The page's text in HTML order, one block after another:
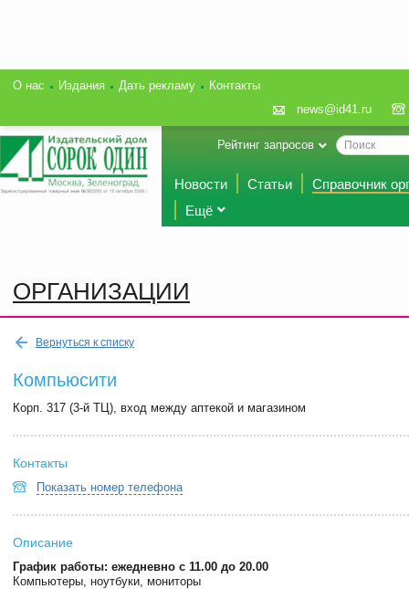
О нас Издания Дать рекламу
Контакты
news@id41.ru
Рейтинг запросов
Новости Статьи
Справочник
Ещё
ОРГАНИЗАЦИИ
Вернуться к списку
Компьюсити
Корп. 317 (3-й ТЦ), вход между аптекой и магазином
Контакты
Показать номер телефона
Описание
График работы: ежедневно с 11.00 до 20.00
Компьютеры, ноутбуки, мониторы